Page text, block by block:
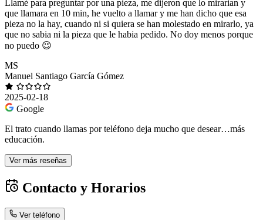
Llamé para preguntar por una pieza, me dijeron que lo mirarian y
que llamara en 10 min, he vuelto a llamar y me han dicho que esa
pieza no la hay, cuando ni si quiera se han molestado en mirarlo, ya
que no sabia ni la pieza que le habia pedido. No doy menos porque
no puedo 😉
MS
Manuel Santiago García Gómez
2025-02-18
Google
El trato cuando llamas por teléfono deja mucho que desear…más
educación.
Ver más reseñas
Contacto y Horarios
Ver teléfono